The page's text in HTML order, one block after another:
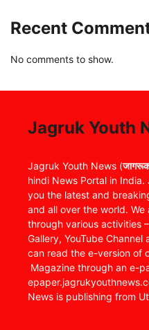
Recent
No comments to show.
Jagruk Youth
Jagruk Youth News (
hindi News Portal in
you the latest and
and all over the world.
through various activities
Gallery, YouTube
can read the e-version of
Magazine through an e-
News is publishing from